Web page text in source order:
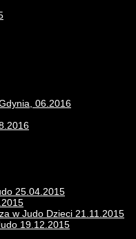
06.2016
25.04.2015
w Judo Dzieci 21.11.2015
19.12.2015